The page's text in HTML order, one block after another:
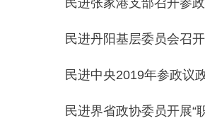
民进张家港支部召开参
民进丹阳基层委员会召
民进中央2019年参政议
民进界省政协委员开展“